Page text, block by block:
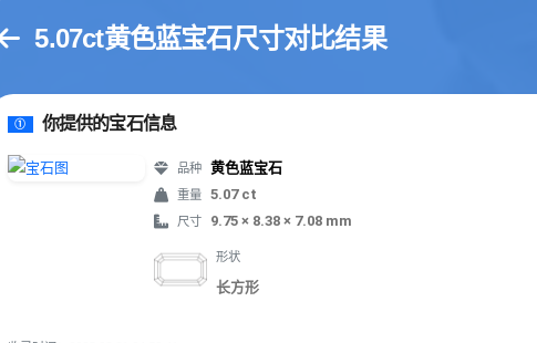
5.07ct黄色蓝宝石尺寸对比结果
① 你提供的宝石信息
品种 黄色蓝宝石
重量 5.07 ct
尺寸 9.75 × 8.38 × 7.08 mm
形状
长方形